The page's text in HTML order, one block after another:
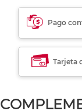
Pago
Tarjeta